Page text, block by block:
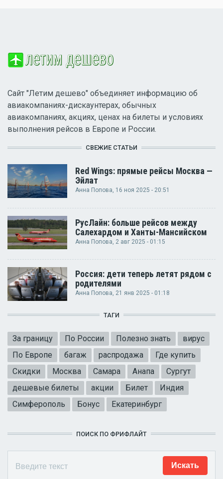
Сайт "Летим дешево" объединяет информацию об
авиакомпаниях-дискаунтерах, обычных
авиакомпаниях, акциях, ценах на билеты и условиях
выполнения рейсов в Европе и России.
СВЕЖИЕ СТАТЬИ
Red Wings: прямые рейсы Москва —
Эйлат
Анна Попова, 16 ноя 2025 - 20:51
РусЛайн: больше рейсов между
Салехардом и Ханты-Мансийском
Анна Попова , 2 авг 2025 - 01:15
Россия: дети теперь летят рядом с
родителями
Анна Попова, 21 янв 2025 - 01:18
ТАГИ
За границу По России Полезно знать
вирус
По Европе
багаж распродажа
Где купить
Скидки
Москва Самара Анапа
Сургут
дешевые билеты
акции Билет
Индия
Симферополь
Бонус Екатеринбург
ПОИСК ПО ФРИФЛАЙТ